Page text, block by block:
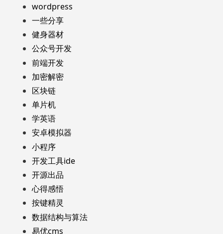
wordpress
一些分享
健身器材
公众号开发
前端开发
加密解密
区块链
单片机
学英语
安卓模拟器
小程序
开发工具ide
开源出品
心得感悟
按键精灵
数据结构与算法
易优cms